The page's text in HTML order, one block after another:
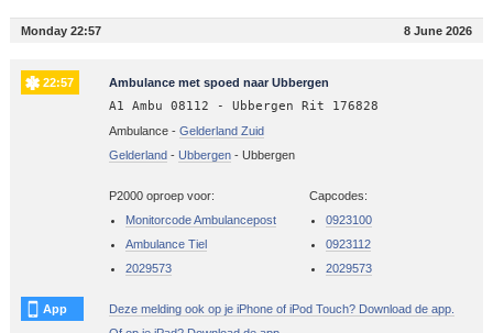
Monday 22:57 8 June 2026
22:57 Ambulance met spoed naar Ubbergen
A1 Ambu 08112 - Ubbergen Rit 176828
Ambulance - Gelderland Zuid
Gelderland- Ubbergen- Ubbergen
P2000 oproep voor:
Monitorcode Ambulancepost
Ambulance Tiel
2029573
Capcodes:
0923100
0923112
2029573
App
Deze melding ook op je iPhone of iPod Touch? Download de app.